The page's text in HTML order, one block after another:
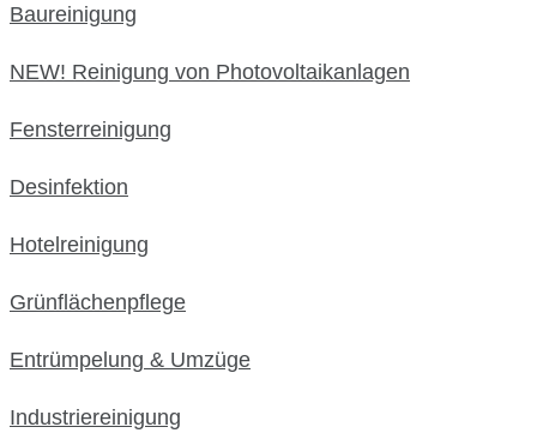
Baureinigung
NEW! Reinigung von Photovoltaikanlagen
Fensterreinigung
Desinfektion
Hotelreinigung
Grünflächenpflege
Entrümpelung & Umzüge
Industriereinigung